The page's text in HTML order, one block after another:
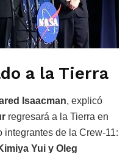
a la Tierra
Isaacman, explicó
regresará a la Tierra en
integrantes de la Crew-11:
Yui y Oleg